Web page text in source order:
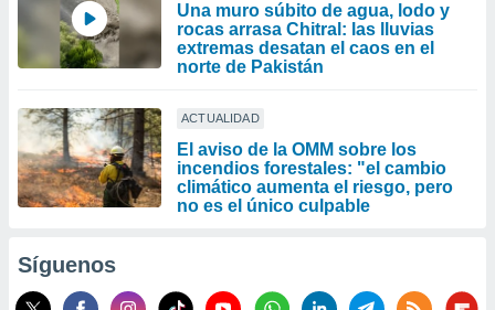
Una muro súbito de agua, lodo y
rocas arrasa Chitral: las lluvias
extremas desatan el caos en el
norte de Pakistán
ACTUALIDAD
El aviso de la OMM sobre los
incendios forestales: "el cambio
climático aumenta el riesgo, pero
no es el único culpable
Síguenos